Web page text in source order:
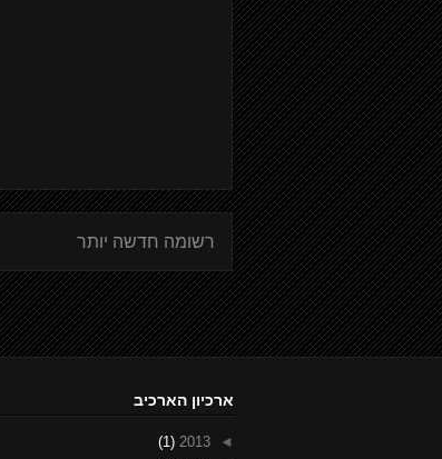
רשומה חדשה יותר
ארכיון הארכיב
◄
2013
(1)